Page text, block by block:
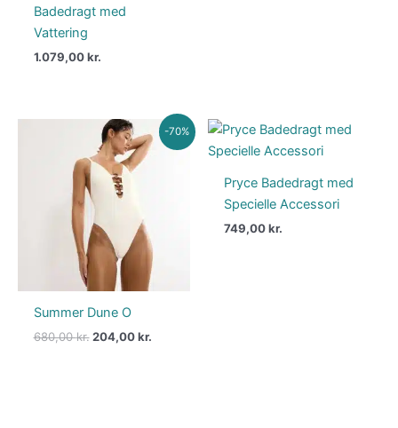
Badedragt med
Vattering
1.079,00kr.
-70%
Summer Dune O
680,00kr.
Den
oprindelige
pris
var:
680,00 kr..
204,00kr.
Den
aktuelle
Pryce Badedragt med
Specielle Accessori
749,00kr.